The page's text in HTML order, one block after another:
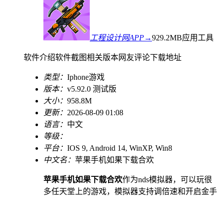
工程设计网APP→929.2MB应用工具
软件介绍软件截图相关版本网友评论下载地址
类型： Iphone游戏
版本： v5.92.0 测试版
大小： 958.8M
更新： 2026-08-09 01:08
语言： 中文
等级：
平台： IOS 9, Android 14, WinXP, Win8
中文名： 苹果手机如果下载合欢
苹果手机如果下载合欢作为nds模拟器，可以玩很
多任天堂上的游戏，模拟器支持调倍速和开启金手